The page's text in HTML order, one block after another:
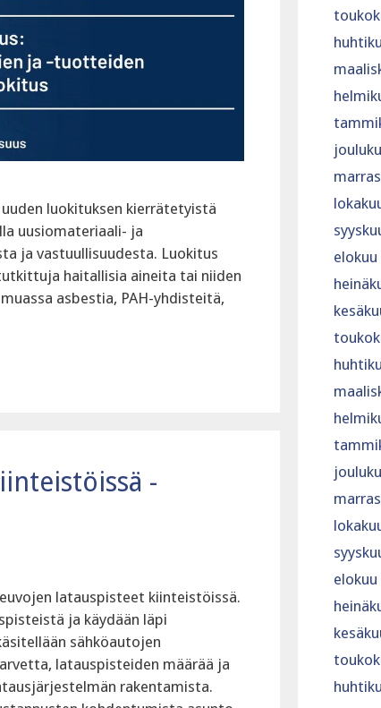
uuden luokituksen kierrätetyistä
uusiomateriaali- ja
ja vastuullisuudesta. Luokitus
haitallisia aineita tai niiden
asbestia, PAH-yhdisteitä,
-
latauspisteet kiinteistöissä.
ja käydään läpi
sähköautojen
latauspisteiden määrää ja
rakentamista.
elokuu
elokuu